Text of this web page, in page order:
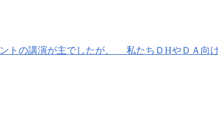
の講演が主でしたが、 私たちＤHやＤＡ向